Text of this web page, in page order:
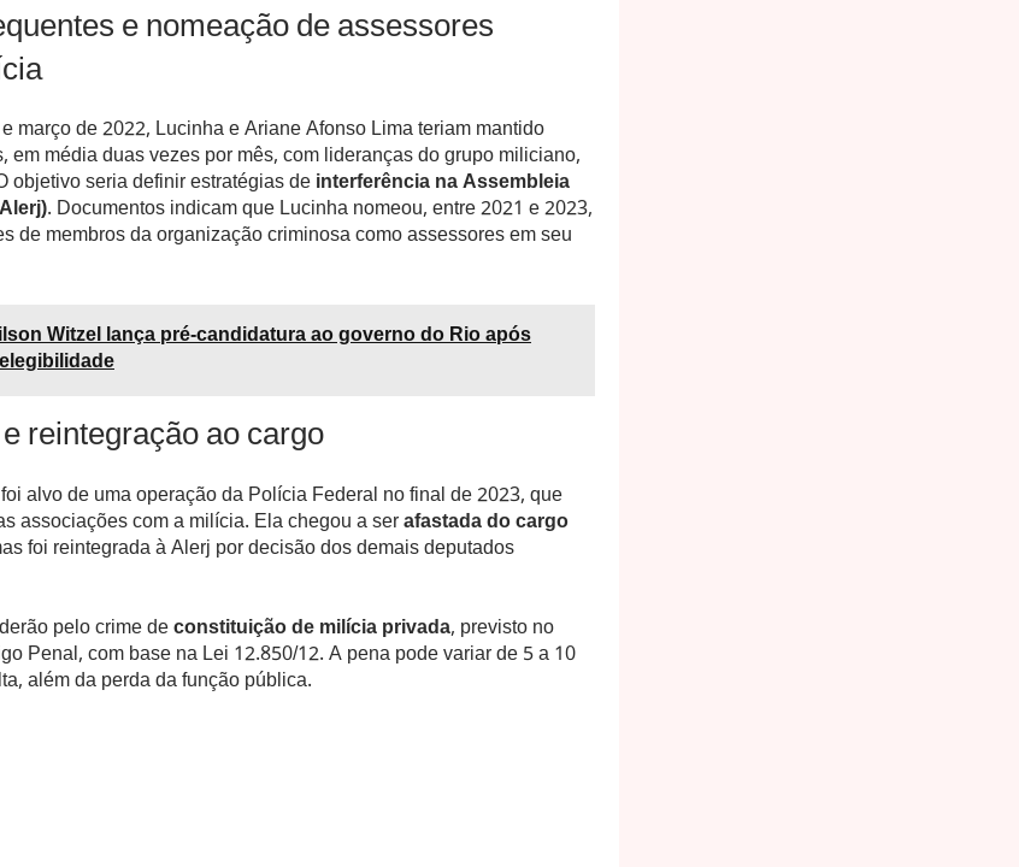
e nomeação de assessores
março de 2022, Lucinha e Ariane Afonso Lima teriam mantido
em média duas vezes por mês, com lideranças do grupo miliciano,
objetivo seria definir estratégias deinterferência na Assembleia
. Documentos indicam que Lucinha nomeou, entre 2021 e 2023,
de membros da organização criminosa como assessores em seu
Witzel lança pré-candidatura ao governo do Rio após
reintegração ao cargo
alvo de uma operação da Polícia Federal no final de 2023, que
associações com a milícia. Ela chegou a serafastada do cargo
foi reintegrada à Alerj por decisão dos demais deputados
pelo crime deconstituição de milícia privada, previsto no
Penal, com base na Lei 12.850/12. A pena pode variar de 5 a 10
além da perda da função pública.